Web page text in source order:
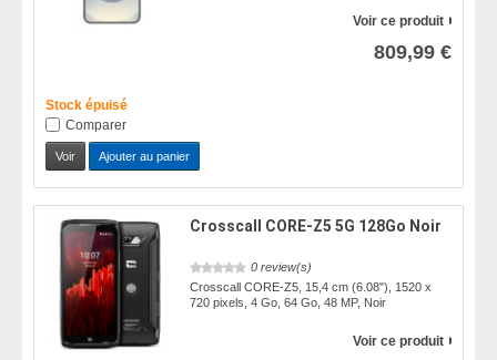
Voir ce produit
809,99 €
Stock épuisé
Comparer
Voir Ajouter au panier
Crosscall CORE-Z5 5G 128Go Noir
0 review(s)
Crosscall CORE-Z5, 15,4 cm (6.08"), 1520 x
720 pixels, 4 Go, 64 Go, 48 MP, Noir
Voir ce produit